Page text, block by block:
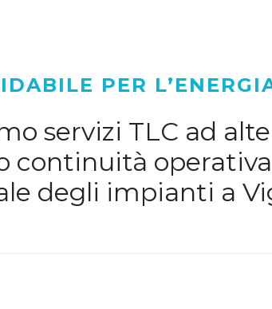
PER
servizi TLC ad
continuità
degli impianti a